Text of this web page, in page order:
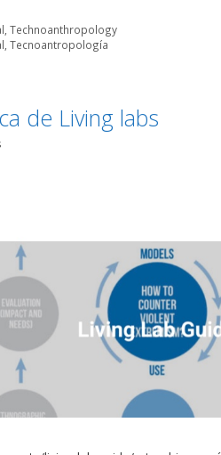
,Technoanthropology
,Tecnoantropología
de Living labs